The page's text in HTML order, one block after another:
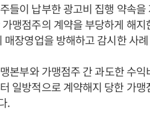
들이 납부한 광고비 집행 약속
맹점주의 계약을 부당하게 해
매장영업을 방해하고 감시한 사
본부와 가맹점주 간 과도한 수
일방적으로 계약해지 당한 가
.